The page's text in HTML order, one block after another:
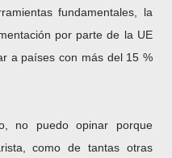
fundamentales, la
por parte de la UE
a países con más del 15 %
no puedo opinar porque
como de tantas otras